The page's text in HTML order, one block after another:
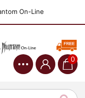
On-Line
0